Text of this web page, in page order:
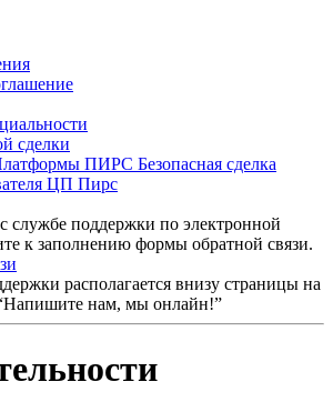
сделки
ПИРС Безопасная сделка
ЦП Пирс
службе поддержки по электронной
к заполнению формы обратной связи.
располагается внизу страницы на
нам, мы онлайн!”